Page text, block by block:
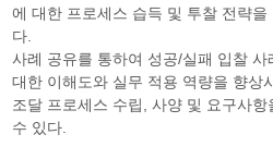
에 대한 프로세스 습득 및 투찰 전략
다.
사례 공유를 통하여 성공/실패 입찰
대한 이해도와 실무 적용 역량을 향상
조달 프로세스 수립, 사양 및 요구사
수 있다.